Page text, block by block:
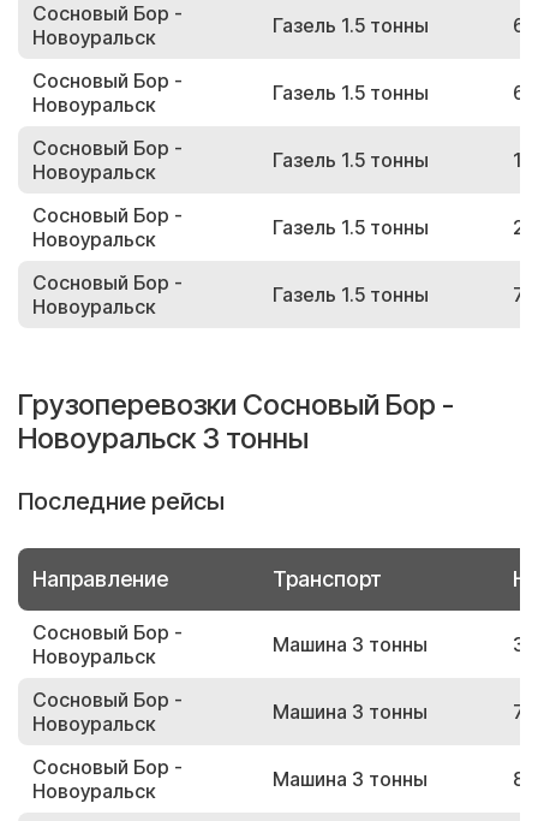
Сосновый Бор -
Новоуральск
Газель 1.5 тонны
Сосновый Бор -
Новоуральск
Газель 1.5 тонны
Сосновый Бор -
Новоуральск
Газель 1.5 тонны
Сосновый Бор -
Новоуральск
Газель 1.5 тонны
Сосновый Бор -
Новоуральск
Газель 1.5 тонны
Грузоперевозки Сосновый Бор -
Новоуральск 3 тонны
Последние рейсы
Направление Транспорт
Сосновый Бор -
Новоуральск
Машина 3 тонны
Сосновый Бор -
Новоуральск
Машина 3 тонны
Сосновый Бор -
Новоуральск
Машина 3 тонны